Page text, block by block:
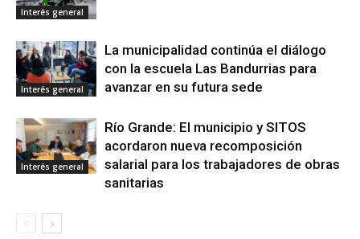
Interés general
Interés general
La municipalidad continúa el diálogo
con la escuela Las Bandurrias para
avanzar en su futura sede
Interés general
Río Grande: El municipio y SITOS
acordaron nueva recomposición
salarial para los trabajadores de obras
sanitarias